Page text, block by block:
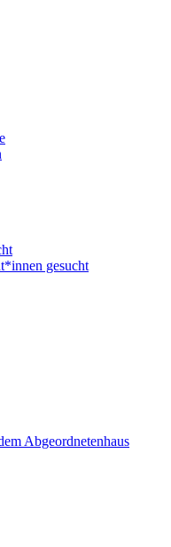
gesucht
Abgeordnetenhaus